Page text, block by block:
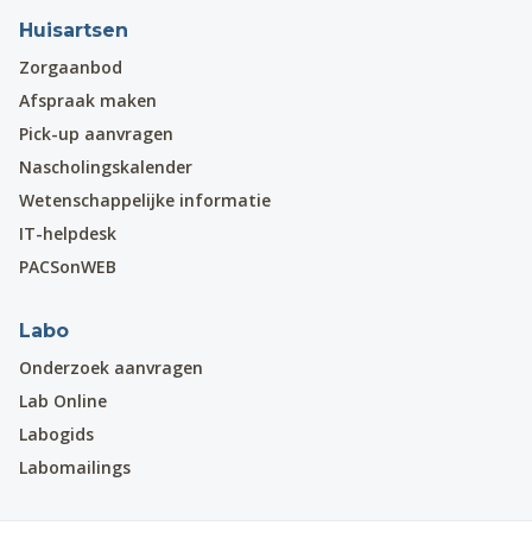
Huisartsen
Zorgaanbod
Afspraak maken
Pick-up aanvragen
Nascholingskalender
Wetenschappelijke informatie
IT-helpdesk
PACSonWEB
Labo
Onderzoek aanvragen
Lab Online
Labogids
Labomailings